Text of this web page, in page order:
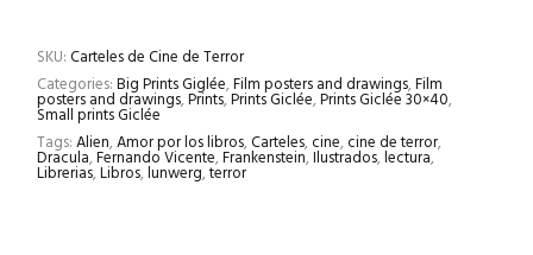
SKU:Carteles de Cine de Terror
Categories:Big Prints Giglée,Film posters and drawings,Film
posters and drawings,Prints,Prints Giclée,Prints Giclée 30×40,
Small prints Giclée
Tags:Alien,Amor por los libros,Carteles,cine,cine de terror,
Dracula,Fernando Vicente,Frankenstein,Ilustrados,lectura,
Librerias,Libros,lunwerg,terror